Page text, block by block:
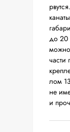
до 20
части
лом
не
и